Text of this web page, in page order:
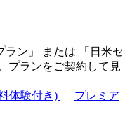
ラン 」 または 「 日米セ
プランをご契約して見
体験付き)
プレミア